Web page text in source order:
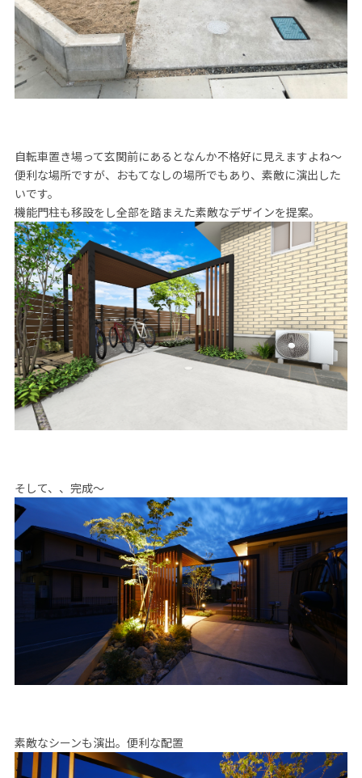
自転車置き場って玄関前にあるとなんか不格好に見えますよね～
便利な場所ですが、おもてなしの場所でもあり、素敵に演出した
いです。
機能門柱も移設をし全部を踏まえた素敵なデザインを提案。
そして、、完成～
素敵なシーンも演出。便利な配置